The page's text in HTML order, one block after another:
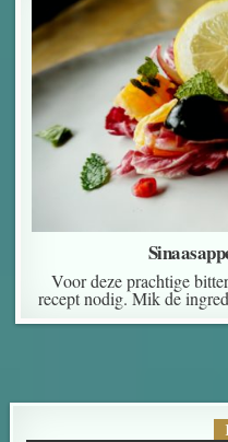
Voor deze prachtige
recept nodig. Mik de